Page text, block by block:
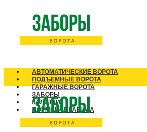
АВТОМАТИЧЕСКИЕ ВОРОТА
ПОДЪЕМНЫЕ ВОРОТА
ГАРАЖНЫЕ ВОРОТА
ЗАБОРЫ
КАЛИТКИ
НОРМЫ И ПРАВИЛА